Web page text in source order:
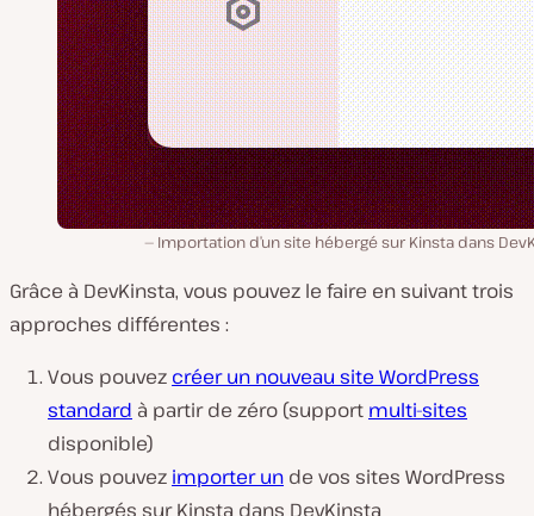
Importation d’un site hébergé sur Kinsta dans
Grâce à DevKinsta, vous pouvez le faire en suivant trois
approches différentes :
Vous pouvez créer un nouveau site WordPress
standard à partir de zéro (support multi-sites
disponible)
Vous pouvez importer un de vos sites WordPress
hébergés sur Kinsta dans DevKinsta